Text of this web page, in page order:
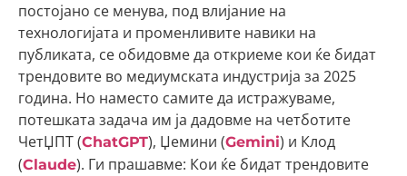
постојано се менува, под влијание на
технологијата и променливите навики на
публиката, се обидовме да откриеме кои ќе бидат
трендовите во медиумската индустрија за 2025
година. Но наместо самите да истражуваме,
потешката задача им ја дадовме на четботите
ЧетЏПТ (ChatGPT), Џемини (Gemini) и Клод
(Claude). Ги прашавме: Кои ќе бидат трендовите